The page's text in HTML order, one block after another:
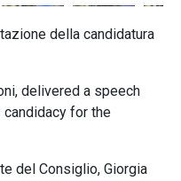
della candidatura
delivered a speech
for the
del Consiglio, Giorgia